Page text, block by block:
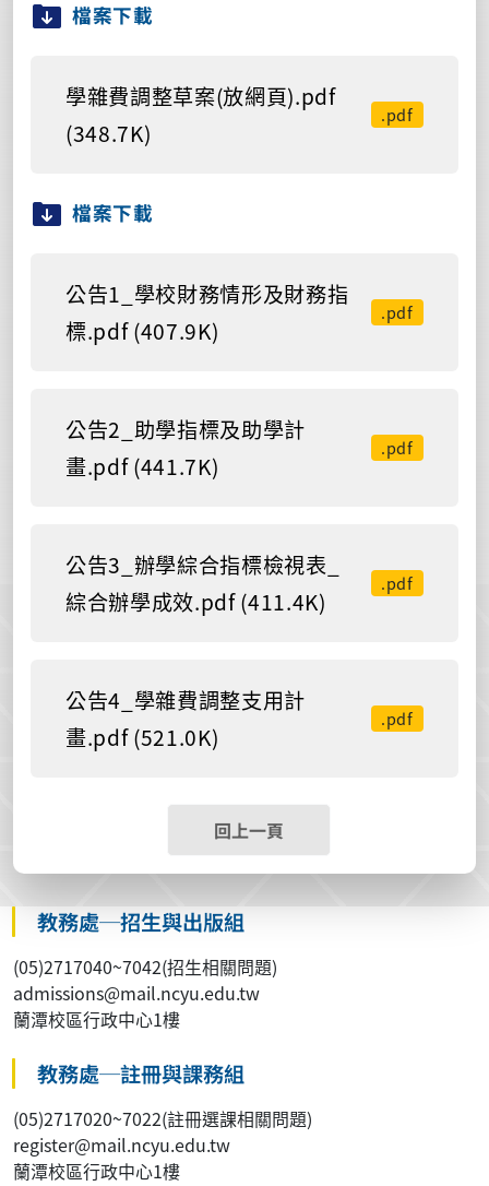
檔案下載
學雜費調整草案(放網頁).pdf
(348.7K)
.pdf
檔案下載
公告1_學校財務情形及財務指
標.pdf (407.9K)
.pdf
公告2_助學指標及助學計
畫.pdf (441.7K)
.pdf
公告3_辦學綜合指標檢視表_
綜合辦學成效.pdf (411.4K)
.pdf
公告4_學雜費調整支用計
畫.pdf (521.0K)
.pdf
回上一頁
教務處─招生與出版組
(05)2717040~7042(招生相關問題)
admissions@mail.ncyu.edu.tw
蘭潭校區行政中心1樓
教務處─註冊與課務組
(05)2717020~7022(註冊選課相關問題)
register@mail.ncyu.edu.tw
蘭潭校區行政中心1樓